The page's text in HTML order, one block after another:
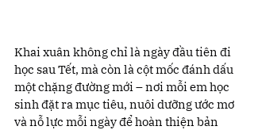
Khai xuân không chỉ là ngày đầu tiên đi
học sau Tết, mà còn là cột mốc đánh dấu
một chặng đường mới – nơi mỗi em học
sinh đặt ra mục tiêu, nuôi dưỡng ước mơ
và nỗ lực mỗi ngày để hoàn thiện bản